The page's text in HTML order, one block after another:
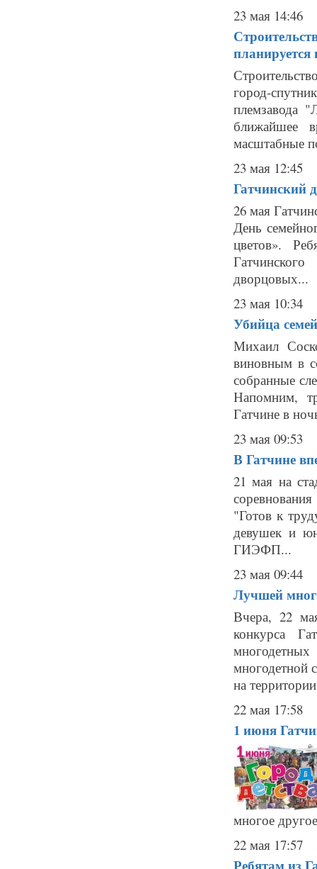
23 мая 14:46
планируется
город-
племзавода
ближайшее
масштабные
23 мая 12:45
Гатчинский
26 мая
День
цветов».
дворцовых...
23 мая 10:34
Убийца
Михаил
виновным в
собранные
Напомним,
Гатчине в
23 мая 09:53
В Гатчине
21 мая на
"Готов к
девушек и
ГИЭФП...
23 мая 09:44
Лучшей
Вчера, 22
конкурса
многодетной
на
22 мая 17:58
1 июня
многое
22 мая 17:57
Ребятам из